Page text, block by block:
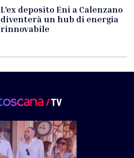
L'ex deposito Eni a Calenzano
diventerà un hub di energia
rinnovabile